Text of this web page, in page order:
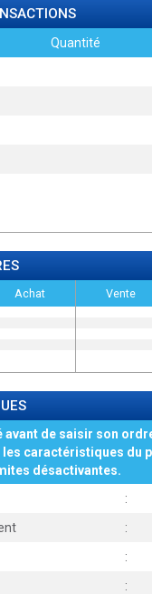
Quantité
Achat Vente
avant de saisir son
les caractéristiques du
désactivantes.
:
:
:
: